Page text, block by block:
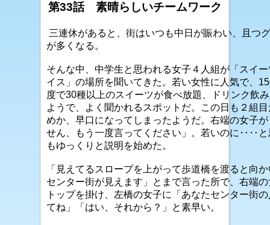
第33話 素晴らしいチームワーク
三連休があると、街はいつも中日が賑わい、且つ
が多くなる。
そんな中、中学生と思われる女子４人組が「スイ
イス」の場所を聞いてきた。若い女性に人気で、
度で30種以上のスイーツが食べ放題、ドリンク飲
ようで、よく聞かれるスポットだ。この日も２組
めか、早口になってしまったようだ。右端の女子
せん、もう一度言ってください」。若いのに‥‥と
もゆっくりと説明を始めた。
「見えてるスロープを上がって歩道橋を渡ると向
センター街が見えます」とまで言った所で、右端
トップを掛け、左橋の女子に「あなたセンター街
てね」「はい、それから？」と素早い。